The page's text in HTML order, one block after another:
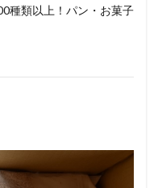
種類以上！パン・お菓子